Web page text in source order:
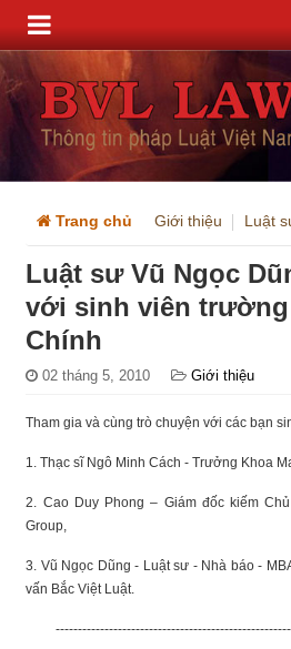
Trang chủ Giới thiệu Luật
Luật sư Vũ Ngọc
với sinh viên trường
Chính
02 tháng 5, 2010 Giới thiệu
Tham gia và cùng trò chuyện với các bạn
1. Thạc sĩ Ngô Minh Cách - Trưởng Khoa
2. Cao Duy Phong – Giám đốc kiếm
Group,
3. Vũ Ngọc Dũng - Luật sư - Nhà báo -
vấn Bắc Việt Luật.